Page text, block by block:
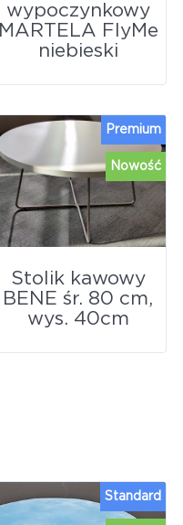
wypoczynkowy
MARTELA FlyMe
niebieski
Nowość
Premium
Stolik kawowy
BENE śr. 80 cm,
wys. 40cm
Standard